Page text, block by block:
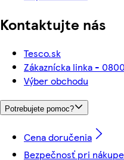
Kontaktujte nás
Tesco.sk
Zákaznícka linka -
Výber obchodu
Potrebujete pomoc?
Cena doručenia
Bezpečnosť pri nákupe